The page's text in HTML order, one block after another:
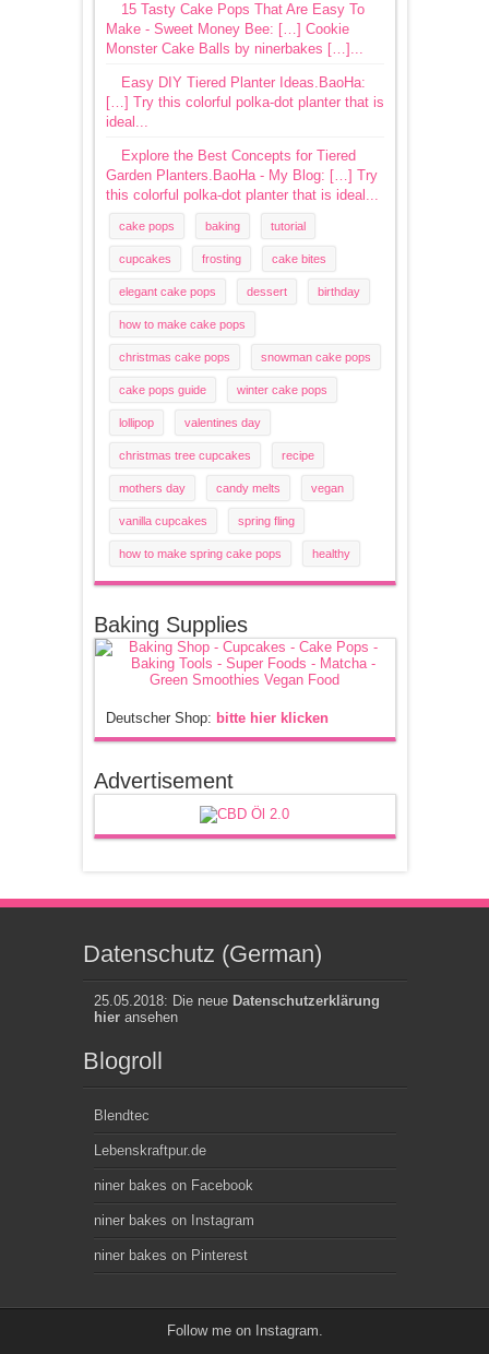
15 Tasty Cake Pops That Are Easy To
Make - Sweet Money Bee: […] Cookie
Monster Cake Balls by ninerbakes […]...
Easy DIY Tiered Planter Ideas.BaoHa:
[…] Try this colorful polka-dot planter that is
ideal...
Explore the Best Concepts for Tiered
Garden Planters.BaoHa - My Blog: […] Try
this colorful polka-dot planter that is ideal...
cake pops baking tutorial
cupcakes frosting cake bites
elegant cake pops dessert birthday
how to make cake pops
christmas cake pops snowman cake pops
cake pops guide winter cake pops
lollipop valentines day
christmas tree cupcakes recipe
mothers day candy melts vegan
vanilla cupcakes spring fling
how to make spring cake pops healthy
Baking Supplies
Deutscher Shop: bitte hier klicken
Advertisement
Datenschutz (German)
25.05.2018: Die neue Datenschutzerklärung
hieransehen
Blogroll
Blendtec
Lebenskraftpur.de
niner bakes on Facebook
niner bakes on Instagram
niner bakes on Pinterest
Follow me on Instagram.